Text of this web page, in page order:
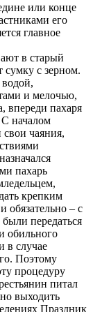
или конце
его
главное
в старый
сумку с зерном.
и мелочью,
впереди пахаря
С началом
свои чаяния,
пахарь
крепким
обязательно – с
передаться
обильного
в случае
Поэтому
процедуру
питал
выходить
Праздник